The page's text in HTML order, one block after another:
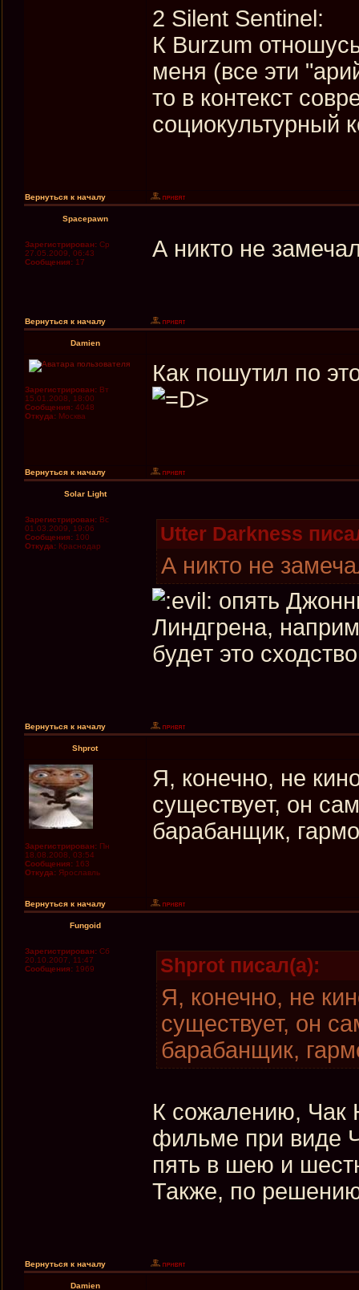
2 Silent Sentinel:
К Burzum
меня (все эти
то в контекст
социокультурный
Вернуться к началу
Spacepawn
Зарегистрирован: Ср
27.05.2009, 06:43
Сообщения: 17
А никто не
Вернуться к началу
Damien
Зарегистрирован: Вт
15.01.2008, 18:00
Сообщения: 4048
Откуда: Москва
Как пошутил по
Вернуться к началу
Solar Light
Зарегистрирован: Вс
01.03.2009, 19:06
Сообщения: 100
Откуда: Крaснодaр
Utter Darkness
А никто не
опять
Линдгрeнa,
будeт это
Вернуться к началу
Shprot
Зарегистрирован: Пн
18.08.2008, 03:54
Сообщения: 163
Откуда: Ярославль
Я, конечно, не
существует, он
барабанщик,
Вернуться к началу
Fungoid
Зарегистрирован: Сб
20.10.2007, 11:47
Сообщения: 1969 Shprot писал(а):
Я, конечно, не
существует, он
барабанщик,
К сожалению, Чак
фильме при виде
пять в шею и
Также, по
Вернуться к началу
Damien